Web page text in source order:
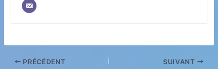
PRÉCÉDENT SUIVANT